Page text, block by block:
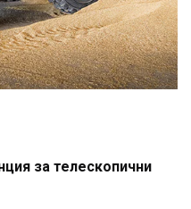
за телескопични